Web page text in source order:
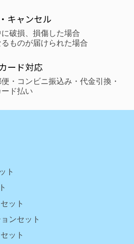
キャンセル
に破損、損傷した場合
るものが届けられた場合
ード対応
・コンビニ振込み・代金引換・
ド払い
ト
ット
ンセット
ット